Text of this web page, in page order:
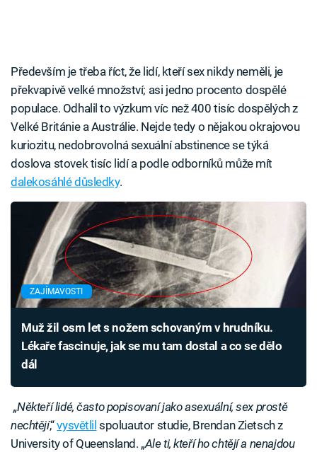
Především je třeba říct, že lidí, kteří sex nikdy neměli, je
překvapivě velké množství; asi jedno procento dospělé
populace. Odhalil to výzkum víc než 400 tisíc dospělých z
Velké Británie a Austrálie. Nejde tedy o nějakou okrajovou
kuriozitu, nedobrovolná sexuální abstinence se týká
doslova stovek tisíc lidí a podle odborníků může mít
dalekosáhlé důsledky.
ZAJÍMAVOSTI
Muž žil osm let s nožem schovaným v hrudníku.
Lékaře fascinuje, jak se mu tam dostal a co se dělo
dál
„Někteří lidé, často popisovaní jako asexuální, sex prostě
nechtějí,“vysvětlil spoluautor studie, Brendan Zietsch z
University of Queensland. „Ale ti, kteří ho chtějí a nenajdou